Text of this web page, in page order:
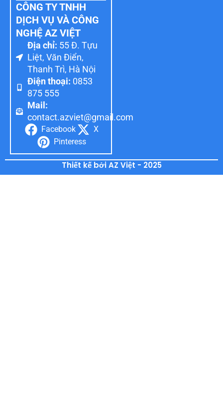
CÔNG TY TNHH
DỊCH VỤ VÀ CÔNG
NGHỆ AZ VIỆT
Địa chỉ: 55 Đ. Tựu
Liệt, Văn Điển,
Thanh Trì, Hà Nội
Điện thoại: 0853
875 555
Mail:
contact.azviet@gmail.com
Facebook
X
Pinteress
Thiết kế bởi AZ Việt - 2025